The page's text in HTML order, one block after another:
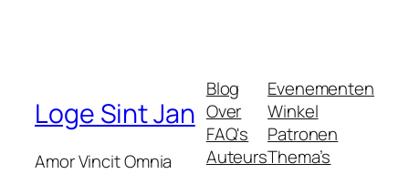
Loge Sint Jan
Amor Vincit Omnia
Blog
Over
FAQ's
Auteurs
Evenementen
Winkel
Patronen
Thema’s